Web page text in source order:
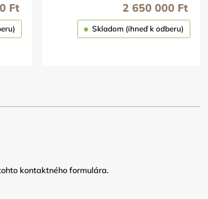
Ft 2 650 000 Ft
Skladom (ihneď k odberu)
kontaktného formulára.